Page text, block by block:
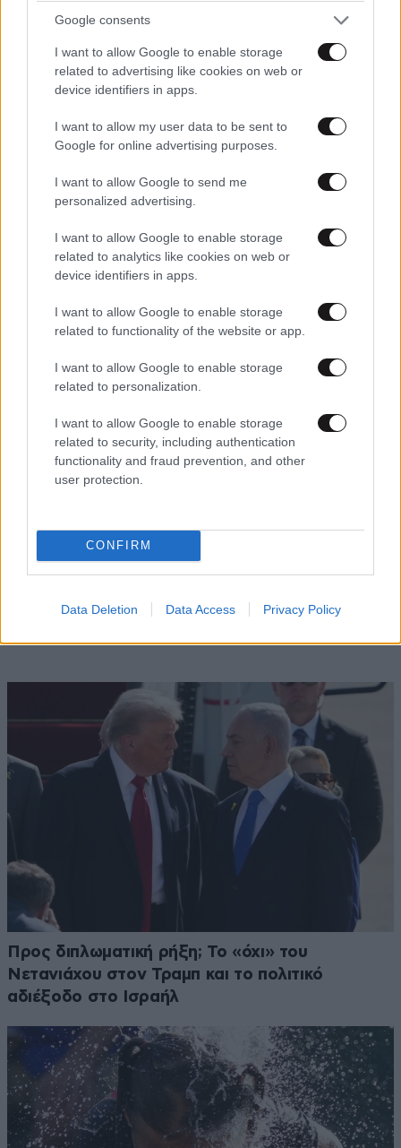
Google consents
I want to allow Google to enable storage
related to advertising like cookies on web or
device identifiers in apps.
I want to allow my user data to be sent to
Google for online advertising purposes.
I want to allow Google to send me
personalized advertising.
I want to allow Google to enable storage
related to analytics like cookies on web or
device identifiers in apps.
I want to allow Google to enable storage
related to functionality of the website or app.
I want to allow Google to enable storage
related to personalization.
I want to allow Google to enable storage
related to security, including authentication
functionality and fraud prevention, and other
user protection.
CONFIRM
Data Deletion Data Access Privacy Policy
Οκτώ διαμελισμένα πτώματα βρέθηκαν
παντρεμένο γιατρό μετά την αποκάλυψη της
Προς διπλωματική ρήξη; Το «όχι» του
Νετανιάχου στον Τραμπ και το πολιτικό
αδιέξοδο στο Ισραήλ